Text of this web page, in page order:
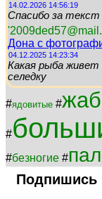
14.02.2026 14:56:19
Спасибо за текст
Дона с
04.12.2025 14:23:34
Какая рыба живет
селедку
#ядовитые #
#
#безногие #
Подпишись